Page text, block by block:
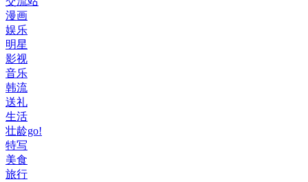
漫画
娱乐
明星
影视
音乐
韩流
送礼
生活
壮龄go!
特写
美食
旅行